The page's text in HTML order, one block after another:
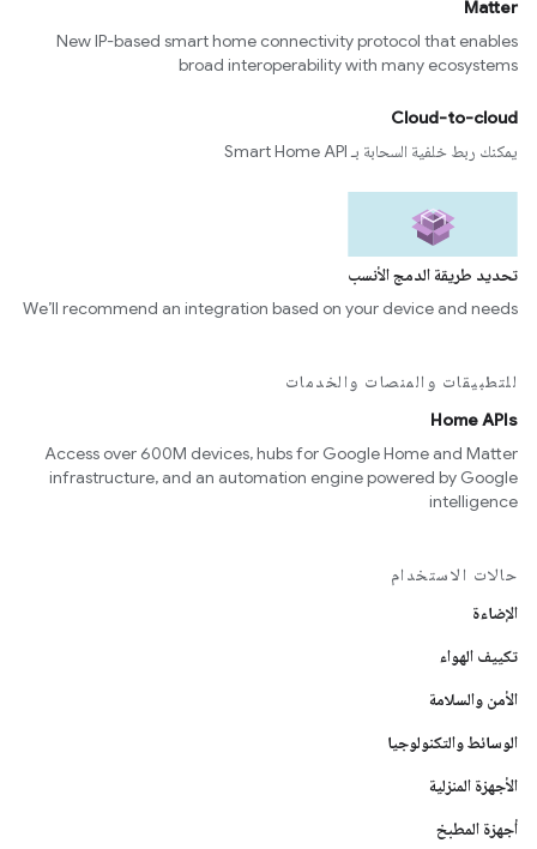
Matter
New IP-based smart home connectivity protocol that enables
broad interoperability with many ecosystems
Cloud-to-cloud
يمكنك ربط خلفية السحابة بـ Smart Home API
تحديد طريقة الدمج الأنسب
We’ll recommend an integration based on your device and needs
للتطبيقات والمنصات والخدمات
Home APIs
Access over 600M devices, hubs for Google Home and Matter
infrastructure, and an automation engine powered by Google
intelligence
حالات الاستخدام
الإضاءة
تكييف الهواء
الأمن والسلامة
الوسائط والتكنولوجيا
الأجهزة المنزلية
أجهزة المطبخ